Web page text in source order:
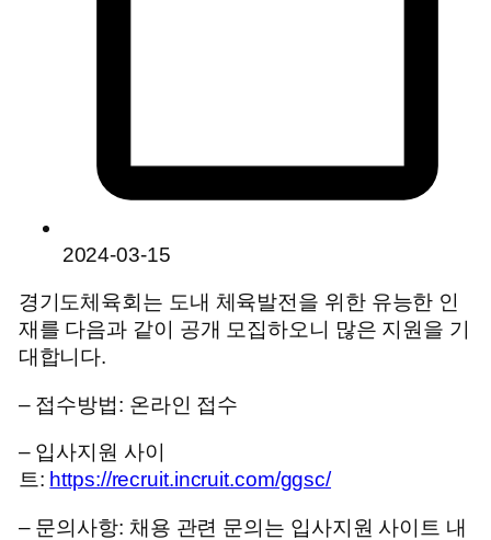
2024-03-15
경기도체육회는 도내 체육발전을 위한 유능한 인
재를 다음과 같이 공개 모집하오니 많은 지원을 기
대합니다.
– 접수방법: 온라인 접수
– 입사지원 사이
트: https://recruit.incruit.com/ggsc/
– 문의사항: 채용 관련 문의는 입사지원 사이트 내